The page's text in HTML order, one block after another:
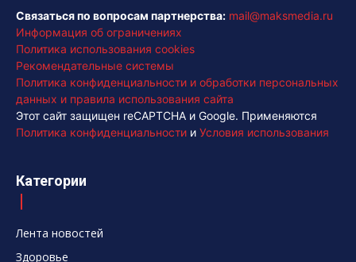
Связаться по вопросам партнерства: mail@maksmedia.ru
Информация об ограничениях
Политика использования cookies
Рекомендательные системы
Политика конфиденциальности и обработки персональных
данных и правила использования сайта
Этот сайт защищен reCAPTCHA и Google. Применяются
Политика конфиденциальности и Условия использования
Категории
Лента новостей
Здоровье